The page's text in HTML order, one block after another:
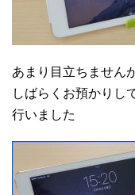
あまり目立ちません
しばらくお預かりし
行いました